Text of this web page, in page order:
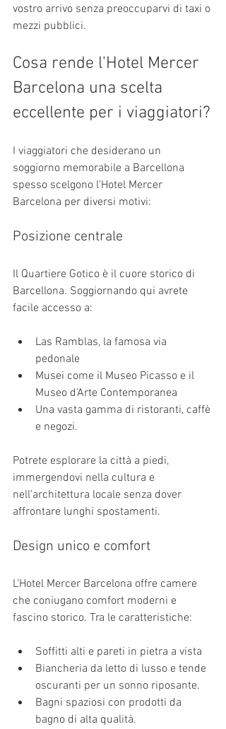
vostro arrivo senza preoccuparvi di taxi o
mezzi pubblici.
Cosa rende l'Hotel Mercer
Barcelona una scelta
eccellente per i viaggiatori?
I viaggiatori che desiderano un
soggiorno memorabile a Barcellona
spesso scelgono l'Hotel Mercer
Barcelona per diversi motivi:
Posizione centrale
Il Quartiere Gotico è il cuore storico di
Barcellona. Soggiornando qui avrete
facile accesso a:
Las Ramblas, la famosa via
pedonale
Musei come il Museo Picasso e il
Museo d'Arte Contemporanea
Una vasta gamma di ristoranti, caffè
e negozi.
Potrete esplorare la città a piedi,
immergendovi nella cultura e
nell'architettura locale senza dover
affrontare lunghi spostamenti.
Design unico e comfort
L'Hotel Mercer Barcelona offre camere
che coniugano comfort moderni e
fascino storico. Tra le caratteristiche:
Soffitti alti e pareti in pietra a vista
Biancheria da letto di lusso e tende
oscuranti per un sonno riposante.
Bagni spaziosi con prodotti da
bagno di alta qualità.